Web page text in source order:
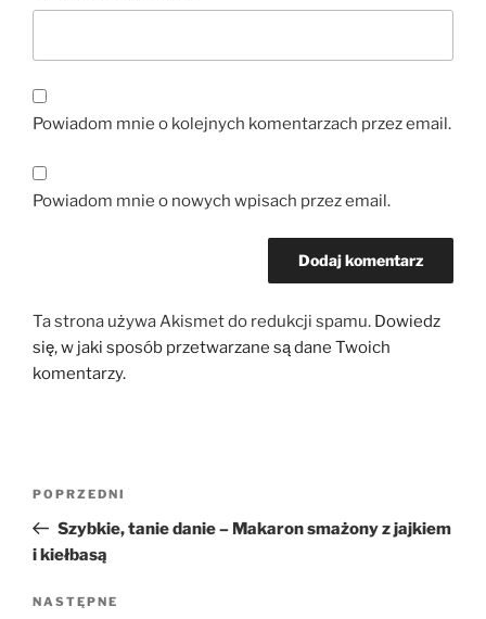
Powiadom mnie o kolejnych komentarzach przez email.
Powiadom mnie o nowych wpisach przez email.
Ta strona używa Akismet do redukcji spamu. Dowiedz
się, w jaki sposób przetwarzane są dane Twoich
komentarzy.
Poprzedni
wpis
POPRZEDNI
Szybkie, tanie danie – Makaron smażony z jajkiem
i kiełbasą
Następny
NASTĘPNE